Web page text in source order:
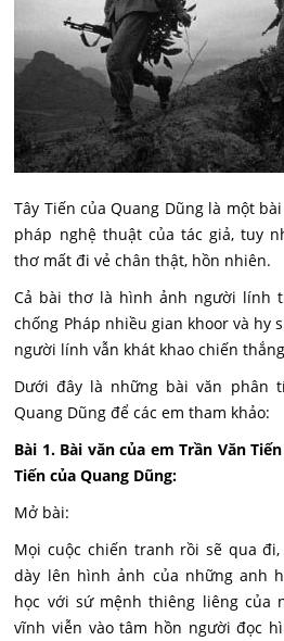
Tây Tiến của Quang Dũng là một
pháp nghệ thuật của tác giả, tuy
thơ mất đi vẻ chân thật, hồn nhiên.
Cả bài thơ là hình ảnh người lính
chống Pháp nhiều gian khoor và hy
người lính vẫn khát khao chiến
Dưới đây là những bài văn phân
Quang Dũng để các em tham khảo:
Bài 1. Bài văn của em Trần Văn
Tiến của Quang Dũng:
Mở bài:
Mọi cuộc chiến tranh rồi sẽ qua
dày lên hình ảnh của những anh
học với sứ mệnh thiêng liêng của
vĩnh viễn vào tâm hồn người đọc